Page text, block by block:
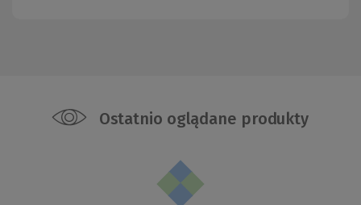
Ostatnio oglądane produkty